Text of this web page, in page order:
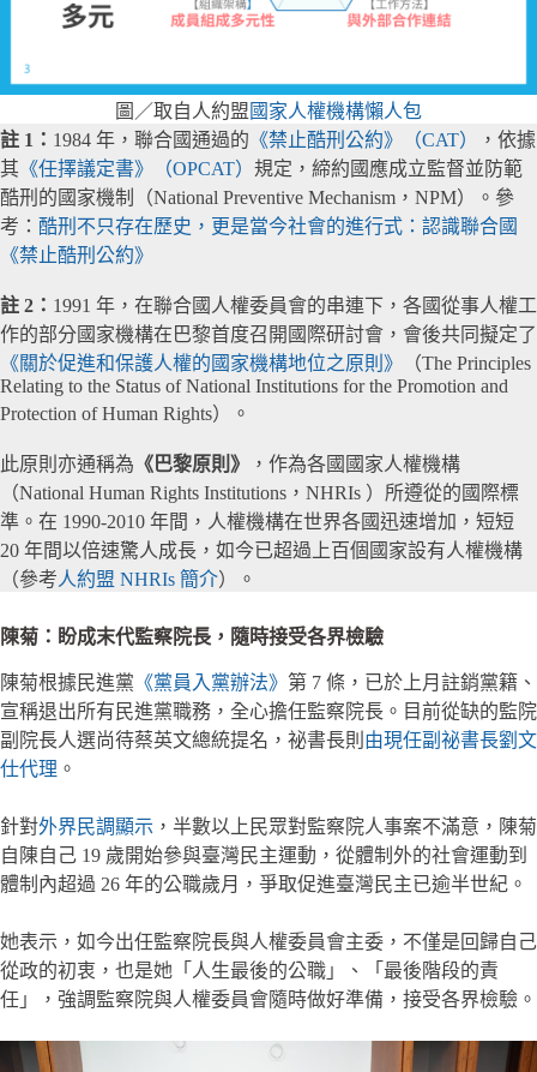
圖／取自人約盟 國家人權機構懶人包
註 1： 1984 年，聯合國通過的 《禁止酷刑公約》（CAT）
，依據
其 《任擇議定書》（OPCAT） 規定，締約國應成立監督並防範
酷刑的國家機制（National Preventive Mechanism，NPM）。參
考： 酷刑不只存在歷史，更是當今社會的進行式：認識聯合國
《禁止酷刑公約》
註 2： 1991 年，在聯合國人權委員會的串連下，各國從事人權工
作的部分國家機構在巴黎首度召開國際研討會，會後共同擬定了
《關於促進和保護人權的國家機構地位之原則》
（The Principles
Relating to the Status of National Institutions for the Promotion and
Protection of Human Rights）。
此原則亦通稱為 《巴黎原則》
，作為各國國家人權機構
（National Human Rights Institutions，NHRIs ）所遵從的國際標
準。在 1990-2010 年間，人權機構在世界各國迅速增加，短短
20 年間以倍速驚人成長，如今已超過上百個國家設有人權機構
（參考人約盟 NHRIs 簡介）。
陳菊：盼成末代監察院長，隨時接受各界檢驗
陳菊根據民進黨 《黨員入黨辦法》 第 7 條，已於上月註銷黨籍、
宣稱退出所有民進黨職務，全心擔任監察院長。目前從缺的監院
副院長人選尚待蔡英文總統提名，祕書長則 由現任副祕書長劉文
仕代理 。
針對外界民調顯示 ，半數以上民眾對監察院人事案不滿意，陳菊
自陳自己 19 歲開始參與臺灣民主運動，從體制外的社會運動到
體制內超過 26 年的公職歲月，爭取促進臺灣民主已逾半世紀。
她表示，如今出任監察院長與人權委員會主委，不僅是回歸自己
從政的初衷，也是她「人生最後的公職」、「最後階段的責
任」，強調監察院與人權委員會隨時做好準備，接受各界檢驗。